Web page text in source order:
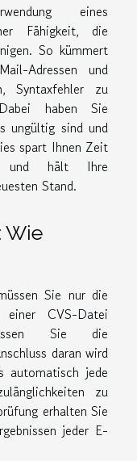
eines
Fähigkeit, die
So kümmert
Adressen und
Syntaxfehler zu
haben Sie
ungültig sind und
spart Ihnen Zeit
und hält Ihre
Stand.
Wie
Sie nur die
CVS-Datei
Sie die
daran wird
automatisch jede
zu
erhalten Sie
jeder E-